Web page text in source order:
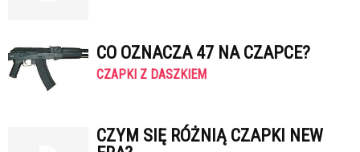
CO OZNACZA 47 NA CZAPCE?
CZAPKI Z DASZKIEM
CZYM SIĘ RÓŻNIĄ CZAPKI NEW